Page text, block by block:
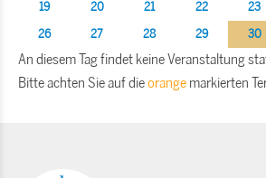
19
20 21 22 23
26
27 28 29 30
An diesem Tag findet keine Veranstaltung
Bitte achten Sie auf dieorange markierten